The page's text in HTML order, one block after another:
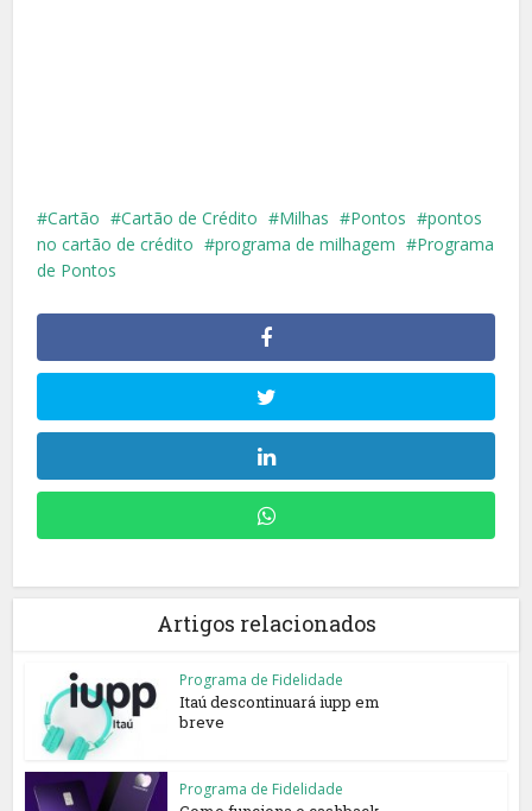
Cartão Cartão de Crédito Milhas Pontos
pontos
no cartão de crédito
programa de milhagem
Programa
de Pontos
Artigos relacionados
Programa de Fidelidade
Itaú descontinuará iupp em
breve
Programa de Fidelidade